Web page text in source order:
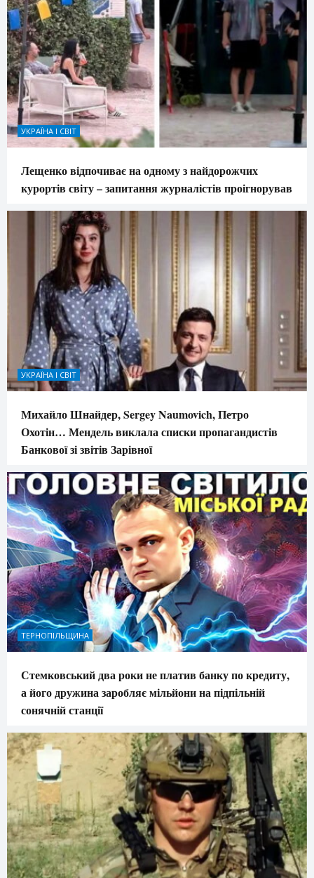
УКРАЇНА І СВІТ
Лещенко відпочиває на одному з найдорожчих
курортів світу – запитання журналістів проігнорував
УКРАЇНА І СВІТ
Михайло Шнайдер, Sergey Naumovich, Петро
Охотін… Мендель виклала списки пропагандистів
Банкової зі звітів Зарівної
ТЕРНОПІЛЬЩИНА
Стемковський два роки не платив банку по кредиту,
а його дружина заробляє мільйони на підпільній
сонячній станції